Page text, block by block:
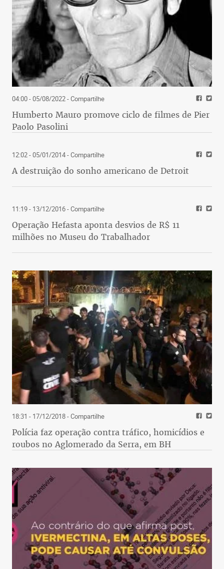
04:00 - 05/08/2022- Compartilhe
Humberto Mauro promove ciclo de filmes de Pier
Paolo Pasolini
12:02 - 05/01/2014- Compartilhe
A destruição do sonho americano de Detroit
11:19 - 13/12/2016- Compartilhe
Operação Hefasta aponta desvios de R$ 11
milhões no Museu do Trabalhador
18:31 - 17/12/2018- Compartilhe
Polícia faz operação contra tráfico, homicídios e
roubos no Aglomerado da Serra, em BH